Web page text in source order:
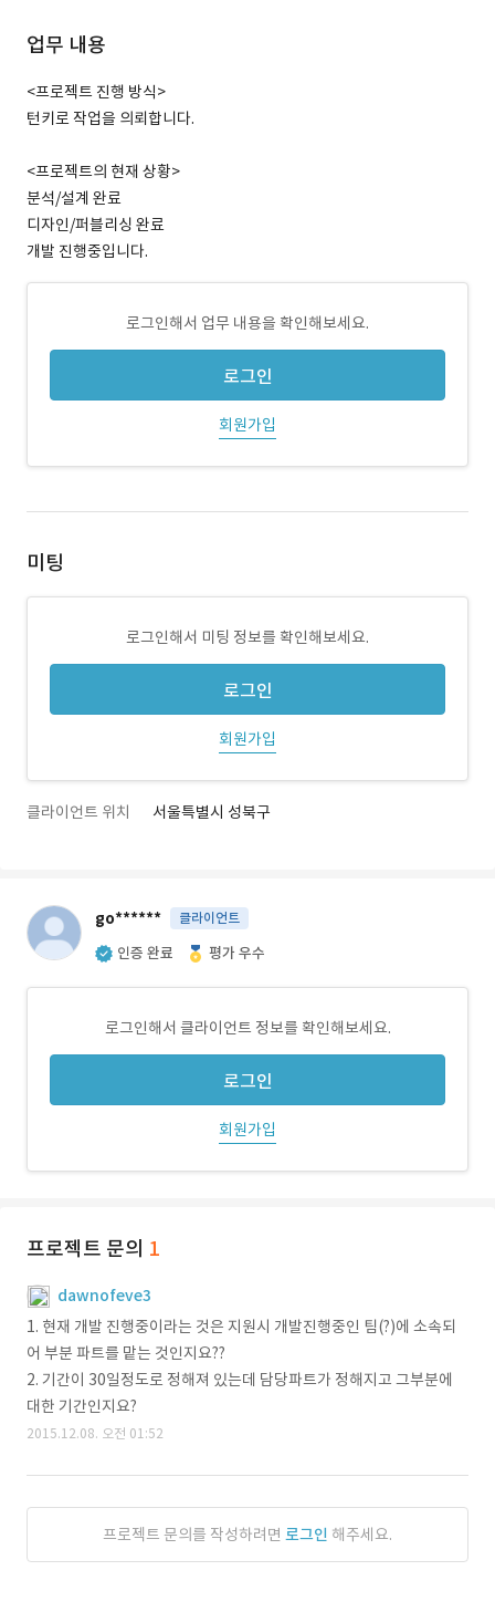
업무 내용
<프로젝트 진행 방식>
턴키로 작업을 의뢰합니다.
<프로젝트의 현재 상황>
분석/설계 완료
디자인/퍼블리싱 완료
개발 진행중입니다.
로그인해서 업무 내용을 확인해보세요.
로그인
회원가입
미팅
로그인해서 미팅 정보를 확인해보세요.
로그인
회원가입
클라이언트 위치 서울특별시 성북구
go****** 클라이언트
인증 완료 평가 우수
로그인해서 클라이언트 정보를 확인해보세요.
로그인
회원가입
프로젝트 문의 1
dawnofeve3
1. 현재 개발 진행중이라는 것은 지원시 개발진행중인 팀(?)에 소속되
어 부분 파트를 맡는 것인지요??
2. 기간이 30일정도로 정해져 있는데 담당파트가 정해지고 그부분에
대한 기간인지요?
2015.12.08. 오전 01:52
프로젝트 문의를 작성하려면 로그인 해주세요.